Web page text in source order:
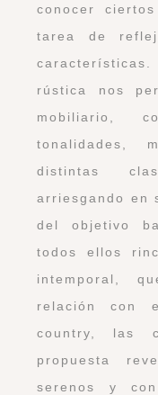
conocer
tarea de
rústica nos
mobiliario,
tonalidades,
distintas
arriesgando en
del objetivo
todos ellos
intemporal,
relación con
country, las
propuesta
serenos y